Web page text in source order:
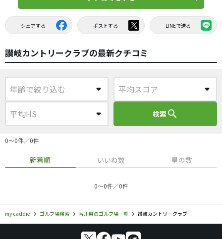
シェアする ポストする LINEで送る
讃岐カントリークラブの最新クチコミ
検索search
0〜0件／0件
新着順 いいね数 星の数
0〜0件／0件
my caddie ゴルフ場検索 香川県のゴルフ場一覧 讃岐カントリークラブ